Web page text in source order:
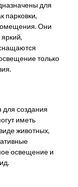
для
парковки,
Они
только
для создания
иметь
животных,
освещение и